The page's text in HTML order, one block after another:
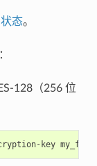
态。
128（256 位
key